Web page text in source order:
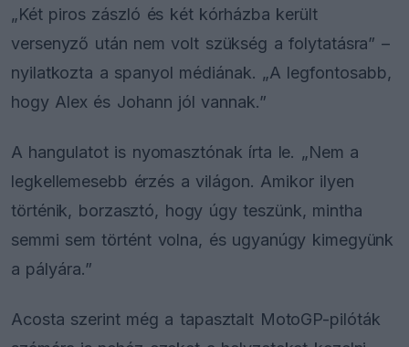
„Két piros zászló és két kórházba került
versenyző után nem volt szükség a folytatásra” –
nyilatkozta a spanyol médiának. „A legfontosabb,
hogy Alex és Johann jól vannak.”
A hangulatot is nyomasztónak írta le. „Nem a
legkellemesebb érzés a világon. Amikor ilyen
történik, borzasztó, hogy úgy teszünk, mintha
semmi sem történt volna, és ugyanúgy kimegyünk
a pályára.”
Acosta szerint még a tapasztalt MotoGP-pilóták